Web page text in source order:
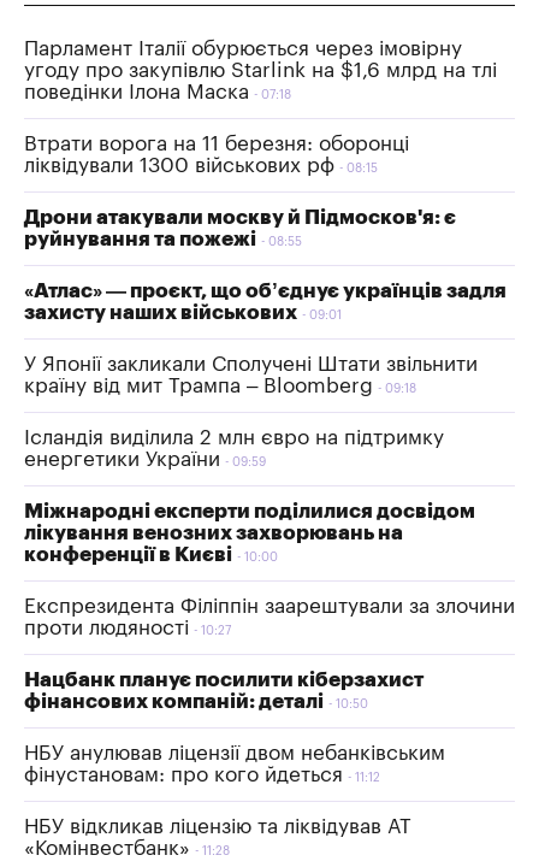
Парламент Італії обурюється через імовірну
угоду про закупівлю Starlink на $1,6 млрд на тлі
поведінки Ілона Маска
07:18
Втрати ворога на 11 березня: оборонці
ліквідували 1300 військових рф
08:15
Дрони атакували москву й Підмосков'я: є
руйнування та пожежі
08:55
«Атлас» — проєкт, що об’єднує українців задля
захисту наших військових
09:01
У Японії закликали Сполучені Штати звільнити
країну від мит Трампа – Bloomberg
09:18
Ісландія виділила 2 млн євро на підтримку
енергетики України
09:59
Міжнародні експерти поділилися досвідом
лікування венозних захворювань на
конференції в Києві
10:00
Експрезидента Філіппін заарештували за злочини
проти людяності
10:27
Нацбанк планує посилити кіберзахист
фінансових компаній: деталі
10:50
НБУ анулював ліцензії двом небанківським
фінустановам: про кого йдеться
11:12
НБУ відкликав ліцензію та ліквідував АТ
«Комінвестбанк»
11:28